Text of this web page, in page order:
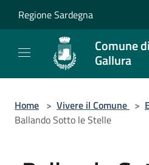
Regione Sardegna
Comune
Gallura
Home > Vivere il Comune >
Ballando Sotto le Stelle